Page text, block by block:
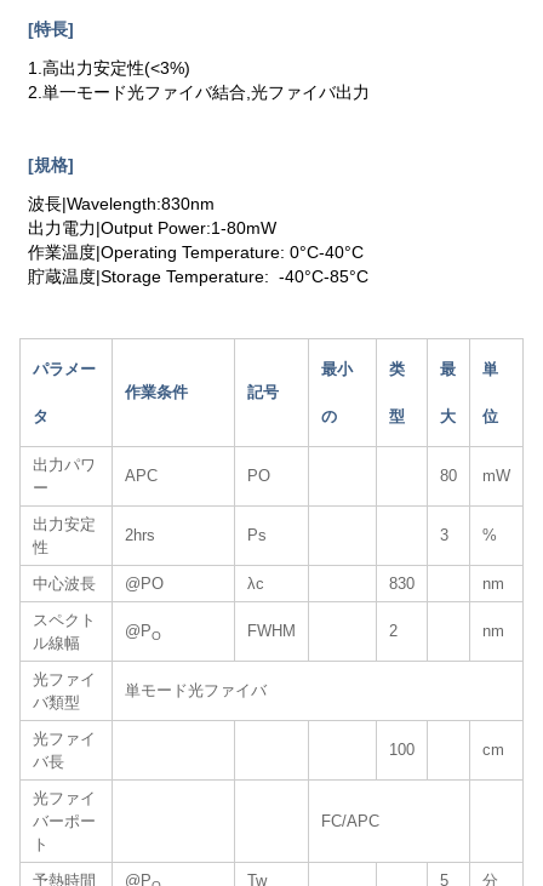
[特長]
1.高出力安定性(<3%)
2.単一モード光ファイバ結合,光ファイバ出力
[規格]
波長|Wavelength:830nm
出力電力|Output Power:1-80mW
作業温度|Operating Temperature: 0°C-40°C
貯蔵温度|Storage Temperature: -40°C-85°C
パラメー
タ
作業条件 記号
最小
の
类
型
最
大
単
位
出力パワ
ー
APC PO 80 mW
出力安定
性
2hrs Ps 3 %
中心波長 @PO λc 830
nm
スペクト
ル線幅
@PO FWHM 2 nm
光ファイ
バ類型
単モード光ファイバ
光ファイ
バ長
100 cm
光ファイ
バーポー
ト
FC/APC
予熱時間 @P Tw 5 分